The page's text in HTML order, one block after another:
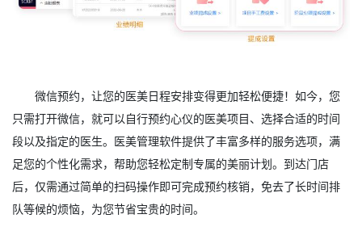
微信预约，让您的医美日程安排变得更加轻松便捷！如今，您
只需打开微信，就可以自行预约心仪的医美项目、选择合适的时间
段以及指定的医生。医美管理软件提供了丰富多样的服务选项，满
足您的个性化需求，帮助您轻松定制专属的美丽计划。到达门店
后，仅需通过简单的扫码操作即可完成预约核销，免去了长时间排
队等候的烦恼，为您节省宝贵的时间。